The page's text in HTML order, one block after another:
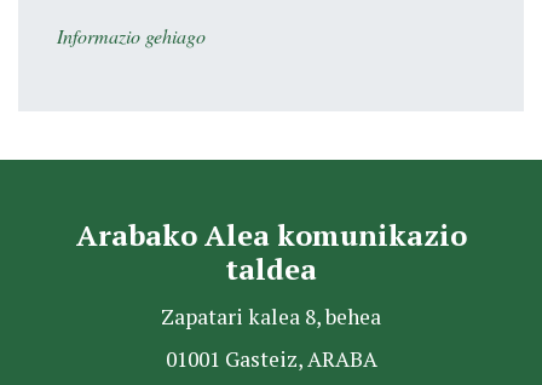
Informazio gehiago
Arabako Alea komunikazio
taldea
Zapatari kalea 8, behea
01001 Gasteiz, ARABA